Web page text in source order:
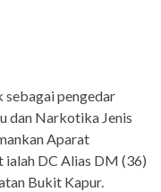
sebagai pengedar
dan Narkotika Jenis
Aparat
ialah DC Alias DM (36)
Bukit Kapur.